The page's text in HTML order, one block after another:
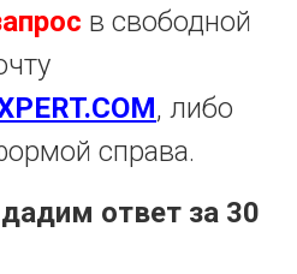
в свободной
, либо
справа.
ответ за 30